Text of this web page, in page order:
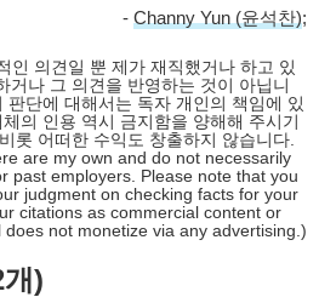
- Channy Yun (윤석찬);
인 의견일 뿐 제가 재직했거나 하고 있
거나 그 의견을 반영하는 것이 아닙니
단에 대해서는 독자 개인의 책임에 있
의 인용 역시 금지함을 양해해 주시기
롯 어떠한 수익도 창출하지 않습니다.
are my own and do not necessarily
past employers. Please note that you
judgment on checking facts for your
citations as commercial content or
not monetize via any advertising.)
)